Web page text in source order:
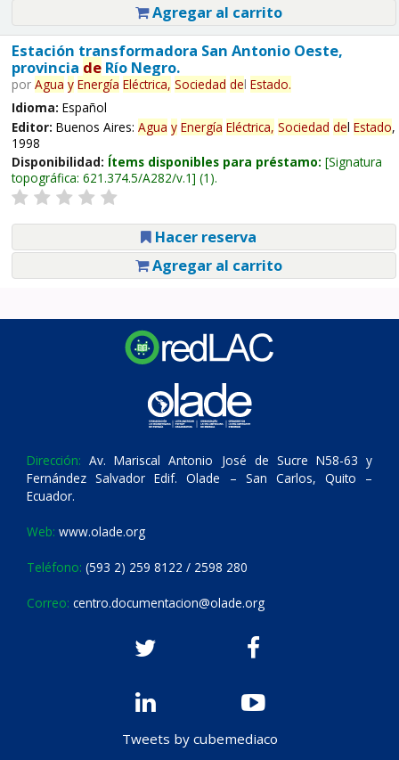
Agregar al carrito
Estación transformadora San Antonio Oeste,
provincia deRío Negro.
por Agua y Energía Eléctrica, Sociedad del Estado.
Idioma: Español
Editor: Buenos Aires: Agua y Energía Eléctrica, Sociedad del Estado,
1998
Disponibilidad: Ítems disponibles para préstamo: Signatura
topográfica: 621.374.5/A282/v.1 (1).
Hacer reserva
Agregar al carrito
Dirección: Av. Mariscal Antonio José de Sucre N58-63 y
Fernández Salvador Edif. Olade – San Carlos, Quito –
Ecuador.
Web: www.olade.org
Teléfono: (593 2) 259 8122 / 2598 280
Correo: centro.documentacion@olade.org
Tweets by cubemediaco